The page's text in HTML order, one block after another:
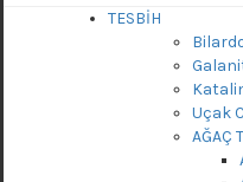
TESBİH
Uçak
AĞAÇ